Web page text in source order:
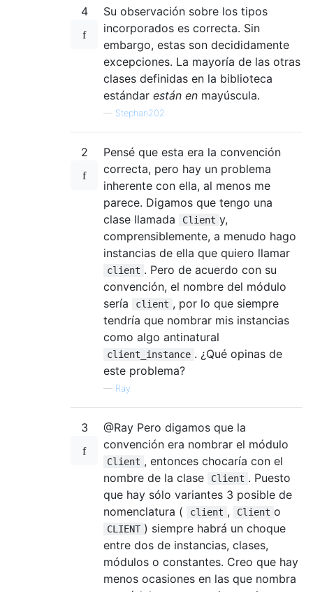
4
Su observación sobre los tipos
incorporados es correcta. Sin
embargo, estas son decididamente
excepciones. La mayoría de las otras
clases definidas en la biblioteca
estándar están en mayúscula.
— Stephan202
2
Pensé que esta era la convención
correcta, pero hay un problema
inherente con ella, al menos me
parece. Digamos que tengo una
clase llamada
Client y,
comprensiblemente, a menudo hago
instancias de ella que quiero llamar
client . Pero de acuerdo con su
convención, el nombre del módulo
sería
client , por lo que siempre
tendría que nombrar mis instancias
como algo antinatural
client_instance . ¿Qué opinas de
este problema?
— Ray
3
@Ray Pero digamos que la
convención era nombrar el módulo
Client , entonces chocaría con el
nombre de la clase
Client . Puesto
que hay sólo variantes 3 posible de
nomenclatura (
client , Client o
CLIENT ) siempre habrá un choque
entre dos de instancias, clases,
módulos o constantes. Creo que hay
menos ocasiones en las que nombra